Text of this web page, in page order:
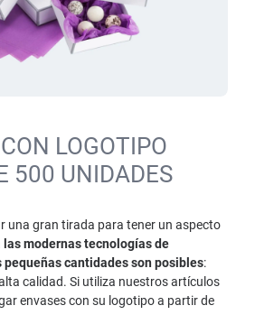
LOGOTIPO
500 UNIDADES
una gran tirada para tener un aspecto
las modernas tecnologías de
cantidades son posibles:
calidad. Si utiliza nuestros artículos
envases con su logotipo a partir de